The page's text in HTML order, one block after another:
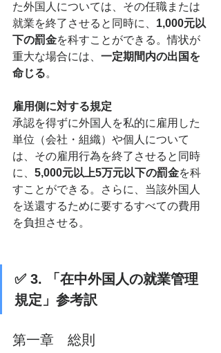
た外国人については、その任職または
就業を終了させると同時に、 1,000元以
下の罰金を科すことができる。情状が
重大な場合には、 一定期間内の出国を
命じる。
雇用側に対する規定
承認を得ずに外国人を私的に雇用した
単位（会社・組織）や個人について
は、その雇用行為を終了させると同時
に、 5,000元以上5万元以下の罰金を科
すことができる。さらに、当該外国人
を送還するために要するすべての費用
を負担させる。
✅ 3. 「在中外国人の就業管理
規定」参考訳
第一章　総則